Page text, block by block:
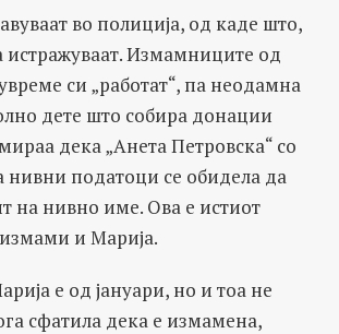
во полиција, од каде што,
истражуваат. Измамниците од
си „работат“, па неодамна
дете што собира донации
дека „Анета Петровска“ со
нивни податоци се обидела да
на нивно име. Ова е истиот
и Марија.
е од јануари, но и тоа не
сфатила дека е измамена,